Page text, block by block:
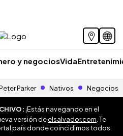
y negociosVida
Parker Nativos Negocios
¡Estás navegando en el
versión deelsalvador.com . Te
país donde coincidimos todos.